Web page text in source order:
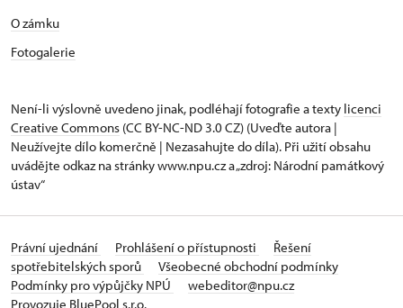
O zámku
Fotogalerie
Není-li výslovně uvedeno jinak, podléhají fotografie a texty licenci
Creative Commons (CC BY-NC-ND 3.0 CZ) (Uveďte autora |
Neužívejte dílo komerčně | Nezasahujte do díla). Při užití obsahu
uvádějte odkaz na stránky www.npu.cz a „zdroj: Národní památkový
ústav“
Právní ujednání Prohlášení o přístupnosti
Řešení
spotřebitelských sporů
Všeobecné obchodní podmínky
Podmínky pro výpůjčky NPÚ
webeditor@npu.cz
Provozuje BluePool s.r.o.